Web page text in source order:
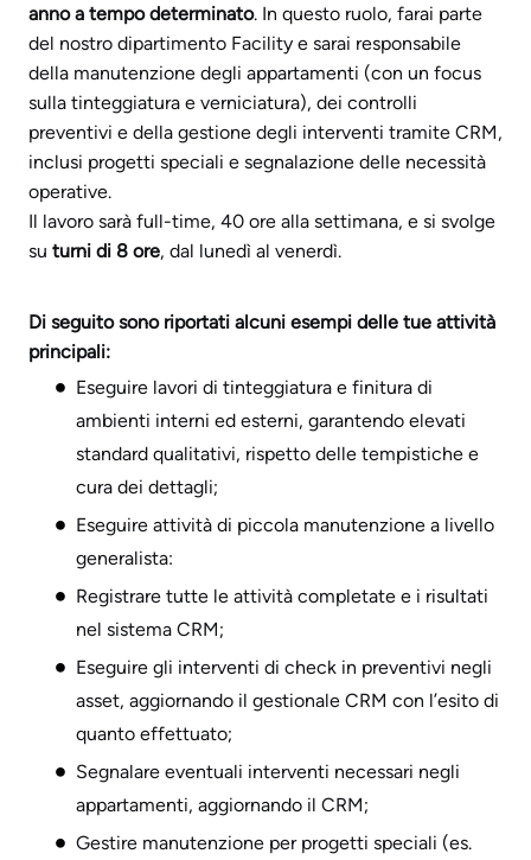
anno a tempo determinato. In questo ruolo, farai parte
del nostro dipartimento Facility e sarai responsabile
della manutenzione degli appartamenti (con un focus
sulla tinteggiatura e verniciatura), dei controlli
preventivi e della gestione degli interventi tramite CRM,
inclusi progetti speciali e segnalazione delle necessità
operative.
Il lavoro sarà full-time, 40 ore alla settimana, e si svolge
su turni di 8 ore, dal lunedì al venerdì.
Di seguito sono riportati alcuni esempi delle tue attività
principali:
Eseguire lavori di tinteggiatura e finitura di
ambienti interni ed esterni, garantendo elevati
standard qualitativi, rispetto delle tempistiche e
cura dei dettagli;
Eseguire attività di piccola manutenzione a livello
generalista:
Registrare tutte le attività completate e i risultati
nel sistema CRM;
Eseguire gli interventi di check in preventivi negli
asset, aggiornando il gestionale CRM con l’esito di
quanto effettuato;
Segnalare eventuali interventi necessari negli
appartamenti, aggiornando il CRM;
Gestire manutenzione per progetti speciali (es.